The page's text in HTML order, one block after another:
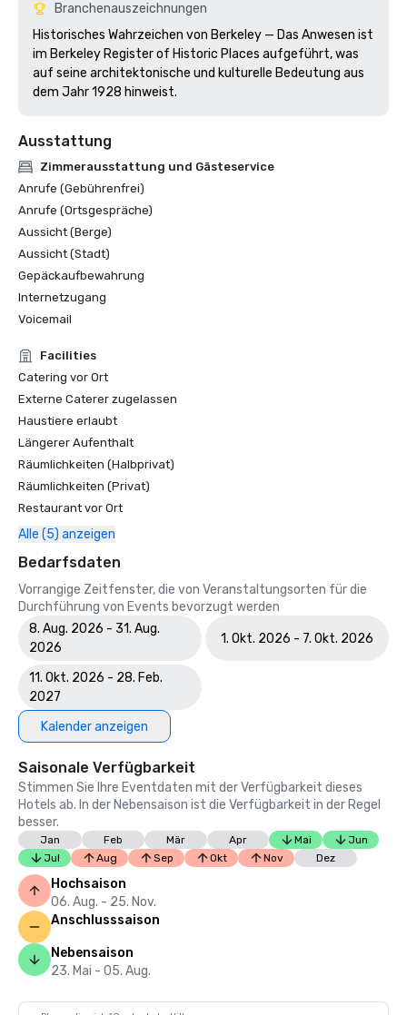
Branchenauszeichnungen
Historisches Wahrzeichen von Berkeley — Das Anwesen ist
im Berkeley Register of Historic Places aufgeführt, was
auf seine architektonische und kulturelle Bedeutung aus
dem Jahr 1928 hinweist.
Ausstattung
Zimmerausstattung und Gästeservice
Anrufe (Gebührenfrei)
Anrufe (Ortsgespräche)
Aussicht (Berge)
Aussicht (Stadt)
Gepäckaufbewahrung
Internetzugang
Voicemail
Facilities
Catering vor Ort
Externe Caterer zugelassen
Haustiere erlaubt
Längerer Aufenthalt
Räumlichkeiten (Halbprivat)
Räumlichkeiten (Privat)
Restaurant vor Ort
Alle (5) anzeigen
Bedarfsdaten
Vorrangige Zeitfenster, die von Veranstaltungsorten für die
Durchführung von Events bevorzugt werden
8. Aug. 2026 - 31. Aug.
2026
1. Okt. 2026 - 7. Okt. 2026
11. Okt. 2026 - 28. Feb.
2027
Kalender anzeigen
Saisonale Verfügbarkeit
Stimmen Sie Ihre Eventdaten mit der Verfügbarkeit dieses
Hotels ab. In der Nebensaison ist die Verfügbarkeit in der Regel
besser.
Jan Feb Mär Apr Mai
Jun
Jul
Aug Sep Okt Nov Dez
Hochsaison
06. Aug. - 25. Nov.
Anschlusssaison
Nebensaison
23. Mai - 05. Aug.